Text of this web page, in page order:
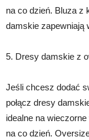
na co dzień. Bluza z
damskie zapewniają
5. Dresy damskie z
Jeśli chcesz dodać
połącz dresy
idealne na
na co dzień.